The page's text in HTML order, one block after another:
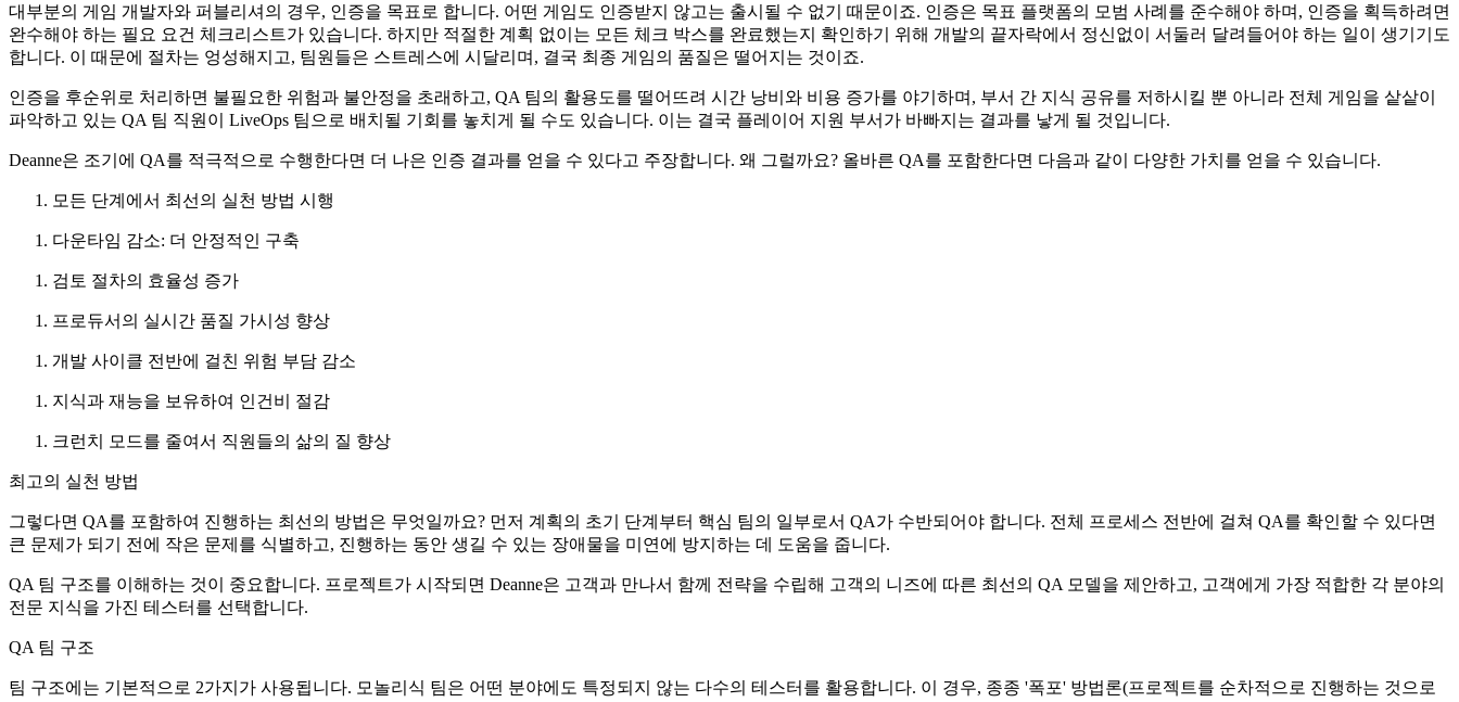
대부분의 게임 개발자와 퍼블리셔의 경우, 인증을 목표로 합니다. 어떤 게임도 인증받지 않고는 출시될 수 없기 때문이죠. 인증은 목표 플랫폼의 모범 사례를 준수해야 하며, 인증을 획득하려면
완수해야 하는 필요 요건 체크리스트가 있습니다. 하지만 적절한 계획 없이는 모든 체크 박스를 완료했는지 확인하기 위해 개발의 끝자락에서 정신없이 서둘러 달려들어야 하는 일이 생기기도
합니다. 이 때문에 절차는 엉성해지고, 팀원들은 스트레스에 시달리며, 결국 최종 게임의 품질은 떨어지는 것이죠.
인증을 후순위로 처리하면 불필요한 위험과 불안정을 초래하고, QA 팀의 활용도를 떨어뜨려 시간 낭비와 비용 증가를 야기하며, 부서 간 지식 공유를 저하시킬 뿐 아니라 전체 게임을 샅샅이
파악하고 있는 QA 팀 직원이 LiveOps 팀으로 배치될 기회를 놓치게 될 수도 있습니다. 이는 결국 플레이어 지원 부서가 바빠지는 결과를 낳게 될 것입니다.
Deanne은 조기에 QA를 적극적으로 수행한다면 더 나은 인증 결과를 얻을 수 있다고 주장합니다. 왜 그럴까요? 올바른 QA를 포함한다면 다음과 같이 다양한 가치를 얻을 수 있습니다.
모든 단계에서 최선의 실천 방법 시행
다운타임 감소: 더 안정적인 구축
검토 절차의 효율성 증가
프로듀서의 실시간 품질 가시성 향상
개발 사이클 전반에 걸친 위험 부담 감소
지식과 재능을 보유하여 인건비 절감
크런치 모드를 줄여서 직원들의 삶의 질 향상
최고의 실천 방법
그렇다면 QA를 포함하여 진행하는 최선의 방법은 무엇일까요? 먼저 계획의 초기 단계부터 핵심 팀의 일부로서 QA가 수반되어야 합니다. 전체 프로세스 전반에 걸쳐 QA를 확인할 수 있다면
큰 문제가 되기 전에 작은 문제를 식별하고, 진행하는 동안 생길 수 있는 장애물을 미연에 방지하는 데 도움을 줍니다.
QA 팀 구조를 이해하는 것이 중요합니다. 프로젝트가 시작되면 Deanne은 고객과 만나서 함께 전략을 수립해 고객의 니즈에 따른 최선의 QA 모델을 제안하고, 고객에게 가장 적합한 각 분야의
전문 지식을 가진 테스터를 선택합니다.
QA 팀 구조
팀 구조에는 기본적으로 2가지가 사용됩니다. 모놀리식 팀은 어떤 분야에도 특정되지 않는 다수의 테스터를 활용합니다. 이 경우, 종종 '폭포' 방법론(프로젝트를 순차적으로 진행하는 것으로